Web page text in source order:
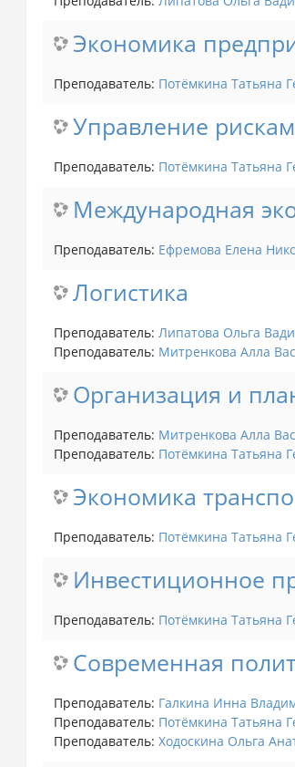
Экономика
Преподаватель: Потёмкина Татьяна
Управление
Преподаватель: Потёмкина Татьяна
Международная
Преподаватель: Ефремова Елена
Логистика
Преподаватель: Липатова Ольга
Преподаватель: Митренкова Алла
Организация и
Преподаватель: Митренкова Алла
Преподаватель: Потёмкина Татьяна
Экономика
Преподаватель: Потёмкина Татьяна
Инвестиционное
Преподаватель: Потёмкина Татьяна
Современная
Преподаватель: Галкина Инна
Преподаватель: Потёмкина Татьяна
Преподаватель: Ходоскина Ольга